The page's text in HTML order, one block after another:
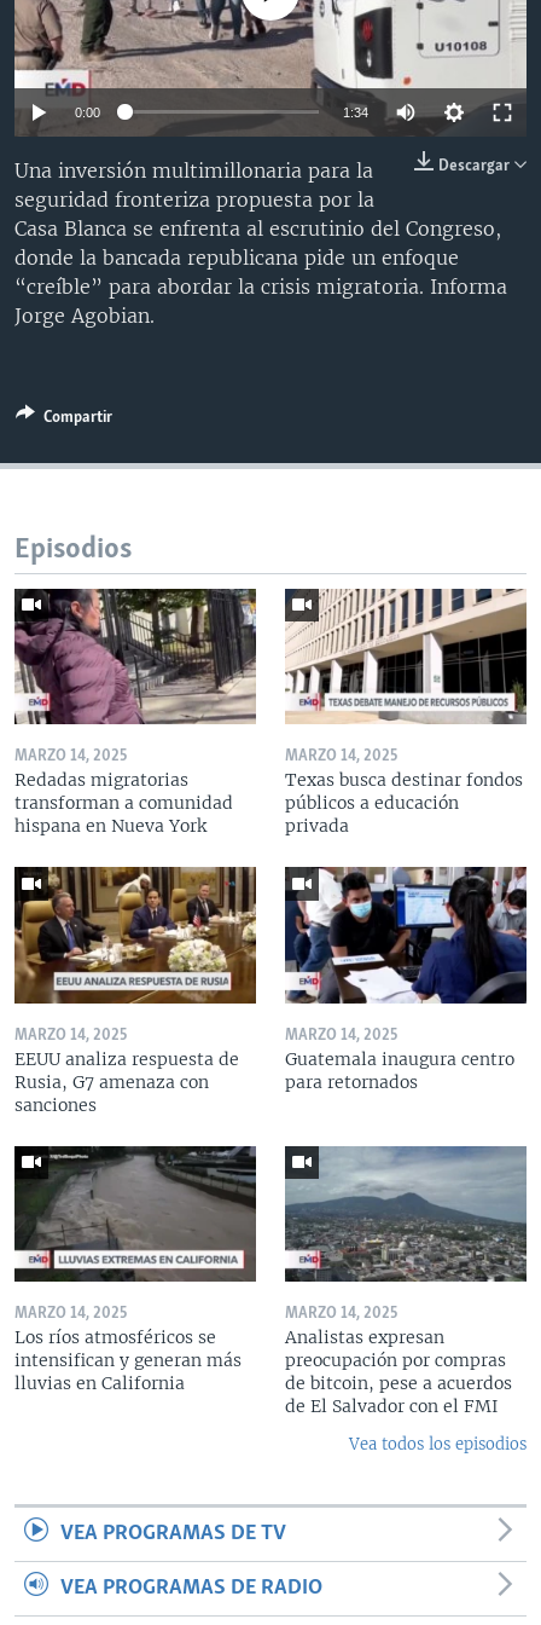
VENEZUELA
BRASIL
NICARAGUA
ECONOMÍA
ENTRETENIMIENTO Y CULTURA
TECNOLOGÍA
CIENCIA Y SALUD
MULTIMEDIA
VIDEOS
FOTOGRAFÍA
PROGRAMAS TV
EL MUNDO AL DÍA
VISIÓN 360
LAS CLAVES
PANORAMA
RADIO
AUDIONOTICIAS
BUENOS DÍAS AMÉRICA
ESTADOS UNIDOS AL DÍA
EL MUNDO AL DÍA [RADIO]
DEPORTIVO INTERNACIONAL
DOCUMENTALES DE LA VOA
Learning English
SÍGANOS
0:00 1:34
Descargar
Una inversión multimillonaria para la
seguridad fronteriza propuesta por la
Casa Blanca se enfrenta al escrutinio del Congreso,
donde la bancada republicana pide un enfoque
“creíble” para abordar la crisis migratoria. Informa
Jorge Agobian.
Compartir
Episodios
MARZO 14, 2025
Redadas migratorias
transforman a comunidad
hispana en Nueva York
MARZO 14, 2025
Texas busca destinar fondos
públicos a educación
privada
MARZO 14, 2025
EEUU analiza respuesta de
Rusia, G7 amenaza con
sanciones
MARZO 14, 2025
Guatemala inaugura centro
para retornados
MARZO 14, 2025
Los ríos atmosféricos se
intensifican y generan más
lluvias en California
MARZO 14, 2025
Analistas expresan
preocupación por compras
de bitcoin, pese a acuerdos
de El Salvador con el FMI
Vea todos los episodios
VEA PROGRAMAS DE TV
VEA PROGRAMAS DE RADIO